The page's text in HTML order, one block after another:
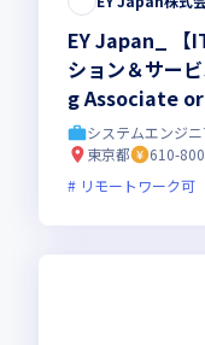
EY Japan_ 【
ション＆サー
g Associate
システムエンジニ
東京都
610-
リモートワーク可